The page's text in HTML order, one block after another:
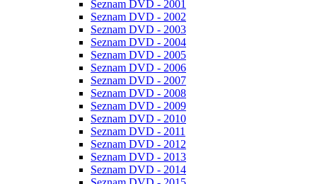
Seznam DVD - 2001
Seznam DVD - 2002
Seznam DVD - 2003
Seznam DVD - 2004
Seznam DVD - 2005
Seznam DVD - 2006
Seznam DVD - 2007
Seznam DVD - 2008
Seznam DVD - 2009
Seznam DVD - 2010
Seznam DVD - 2011
Seznam DVD - 2012
Seznam DVD - 2013
Seznam DVD - 2014